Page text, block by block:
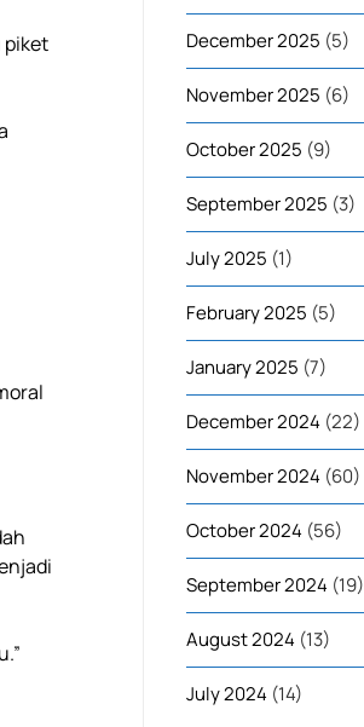
piket
December 2025 (5)
November 2025 (6)
October 2025 (9)
September 2025 (3)
July 2025 (1)
February 2025 (5)
January 2025 (7)
December 2024 (22)
November 2024 (60)
October 2024 (56)
September 2024 (19)
August 2024 (13)
July 2024 (14)